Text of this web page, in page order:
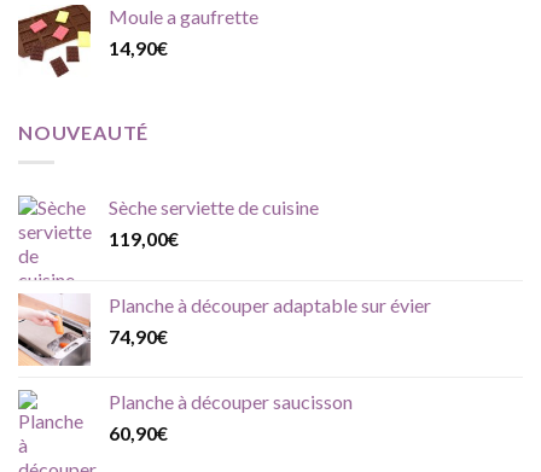
Moule a gaufrette
14,90€
NOUVEAUTÉ
Sèche serviette de cuisine
119,00€
Planche à découper adaptable sur évier
74,90€
Planche à découper saucisson
60,90€